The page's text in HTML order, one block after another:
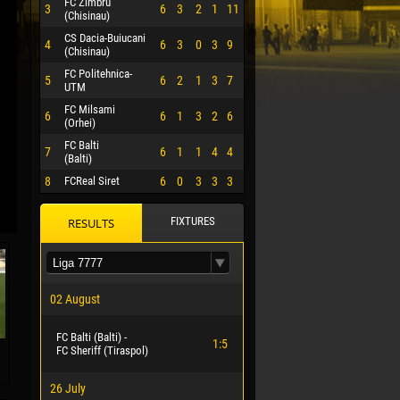
3
(Chisinau)
6 3 2 1 11
4
CS Dacia-Buiucani
(Chisinau)
6 3 0 3 9
5
FC Politehnica-
UTM
6 2 1 3 7
6
FC Milsami
(Orhei)
6 1 3 2 6
7
FC Balti
(Balti)
6 1 1 4 4
8 FCReal Siret 6 0 3 3 3
RESULTS FIXTURES
02 August
FC Balti (Balti) -
FC Sheriff (Tiraspol)
1:5
26 July